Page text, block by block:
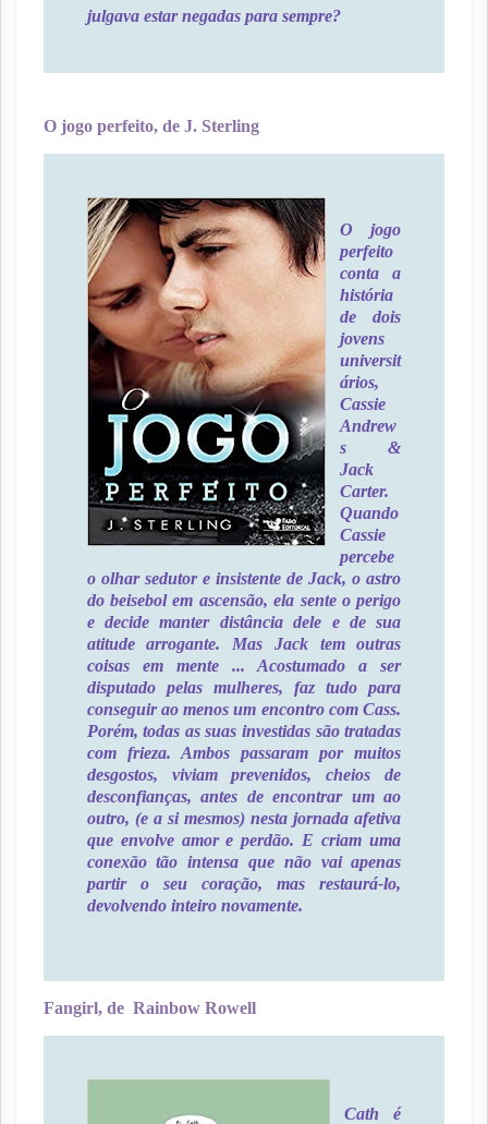
julgava estar negadas para sempre?
O jogo perfeito, de J. Sterling
O jogo
perfeito
conta a
história
de dois
jovens
universit
ários,
Cassie
Andrew
s &
Jack
Carter.
Quando
Cassie
percebe
o olhar sedutor e insistente de Jack, o astro
do beisebol em ascensão, ela sente o perigo
e decide manter distância dele e de sua
atitude arrogante. Mas Jack tem outras
coisas em mente ... Acostumado a ser
disputado pelas mulheres, faz tudo para
conseguir ao menos um encontro com Cass.
Porém, todas as suas investidas são tratadas
com frieza. Ambos passaram por muitos
desgostos, viviam prevenidos, cheios de
desconfianças, antes de encontrar um ao
outro, (e a si mesmos) nesta jornada afetiva
que envolve amor e perdão. E criam uma
conexão tão intensa que não vai apenas
partir o seu coração, mas restaurá-lo,
devolvendo inteiro novamente.
Fangirl, de Rainbow Rowell
Cath é